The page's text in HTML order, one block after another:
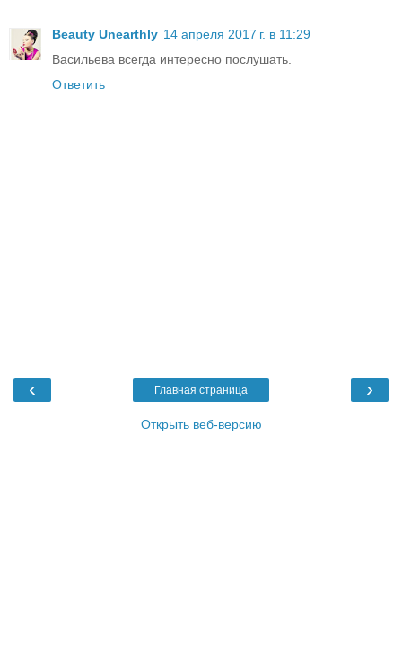
Beauty Unearthly 14 апреля 2017 г. в 11:29
Васильева всегда интересно послушать.
Ответить
‹ ›
Главная страница
Открыть веб-версию